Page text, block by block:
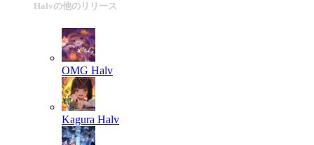
Halvの他のリリース
OMG Halv
Kagura Halv